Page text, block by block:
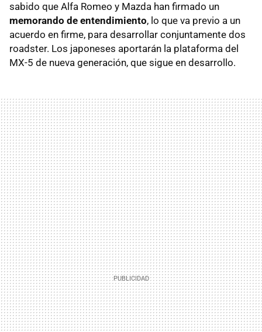
sabido que Alfa Romeo y Mazda han firmado un
memorando de entendimiento, lo que va previo a un
acuerdo en firme, para desarrollar conjuntamente dos
roadster. Los japoneses aportarán la plataforma del
MX-5 de nueva generación, que sigue en desarrollo.